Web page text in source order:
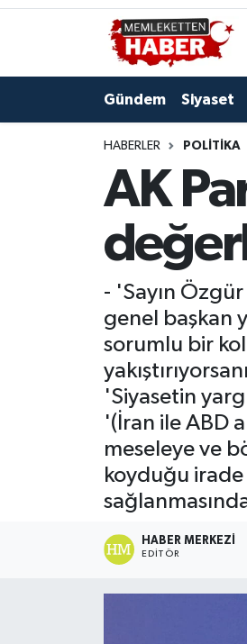
Gündem Siyaset
HABERLER POLITIKA
AK
- 'Sayın
genel başkan
sorumlu bir
'Siyasetin
'(İran ile ABD
meseleye ve
koyduğu irade
HABER MERKEZI
EDITÖR